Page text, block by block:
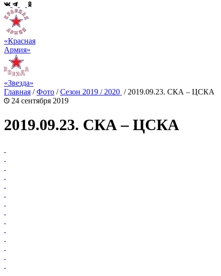
«Красная
Армия»
«Звезда»
Главная /Фото /Сезон 2019 / 2020 / 2019.09.23. СКА – ЦСКА
24 сентября 2019
2019.09.23. СКА – ЦСКА